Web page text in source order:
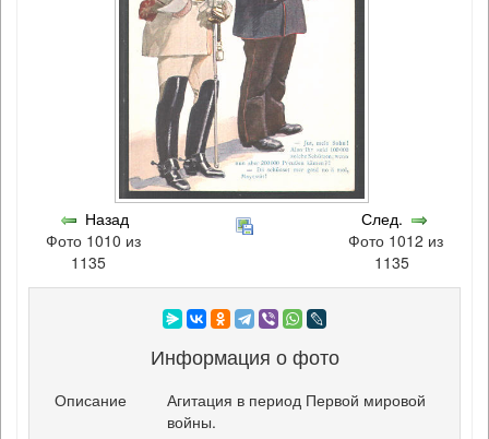
Назад
Фото 1010 из
1135
След.
Фото 1012 из
1135
Информация о фото
Описание
Агитация в период Первой мировой
войны.